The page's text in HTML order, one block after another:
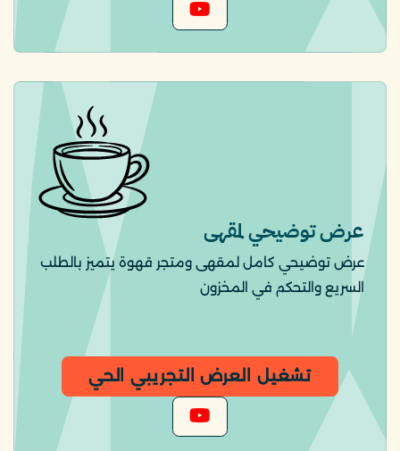
عرض توضيحي لمقهى
عرض توضيحي كامل لمقهى ومتجر قهوة يتميز بالطلب
السريع والتحكم في المخزون
تشغيل العرض التجريبي الحي